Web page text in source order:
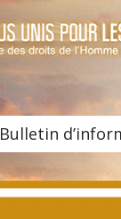
Bulletin